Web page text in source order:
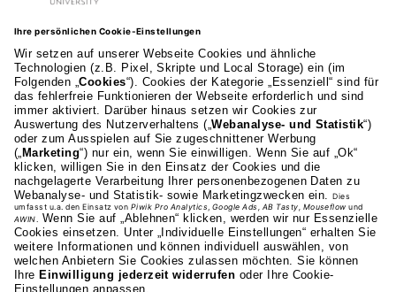
AKAD Bildungsgesellschaft mbH
Heilbronner Strasse 86
70191 Stuttgart
0711 81495-400
Studienangebot
Fakultäten